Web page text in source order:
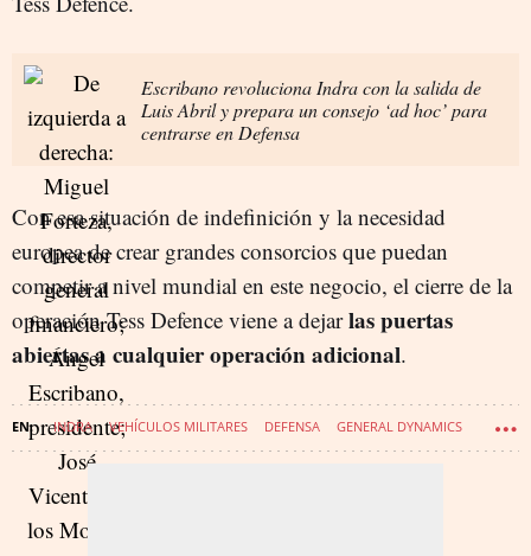
Escribano revoluciona Indra con la salida de
Luis Abril y prepara un consejo ‘ad hoc’ para
centrarse en Defensa
Con esa situación de indefinición y la necesidad
europea de crear grandes consorcios que puedan
competir a nivel mundial en este negocio, el cierre de la
operación Tess Defence viene a dejarlas puertas
abiertas a cualquier operación adicional.
INDRA VEHÍCULOS MILITARES DEFENSA GENERAL DYNAMICS
DEFENSA - INDUSTRIA